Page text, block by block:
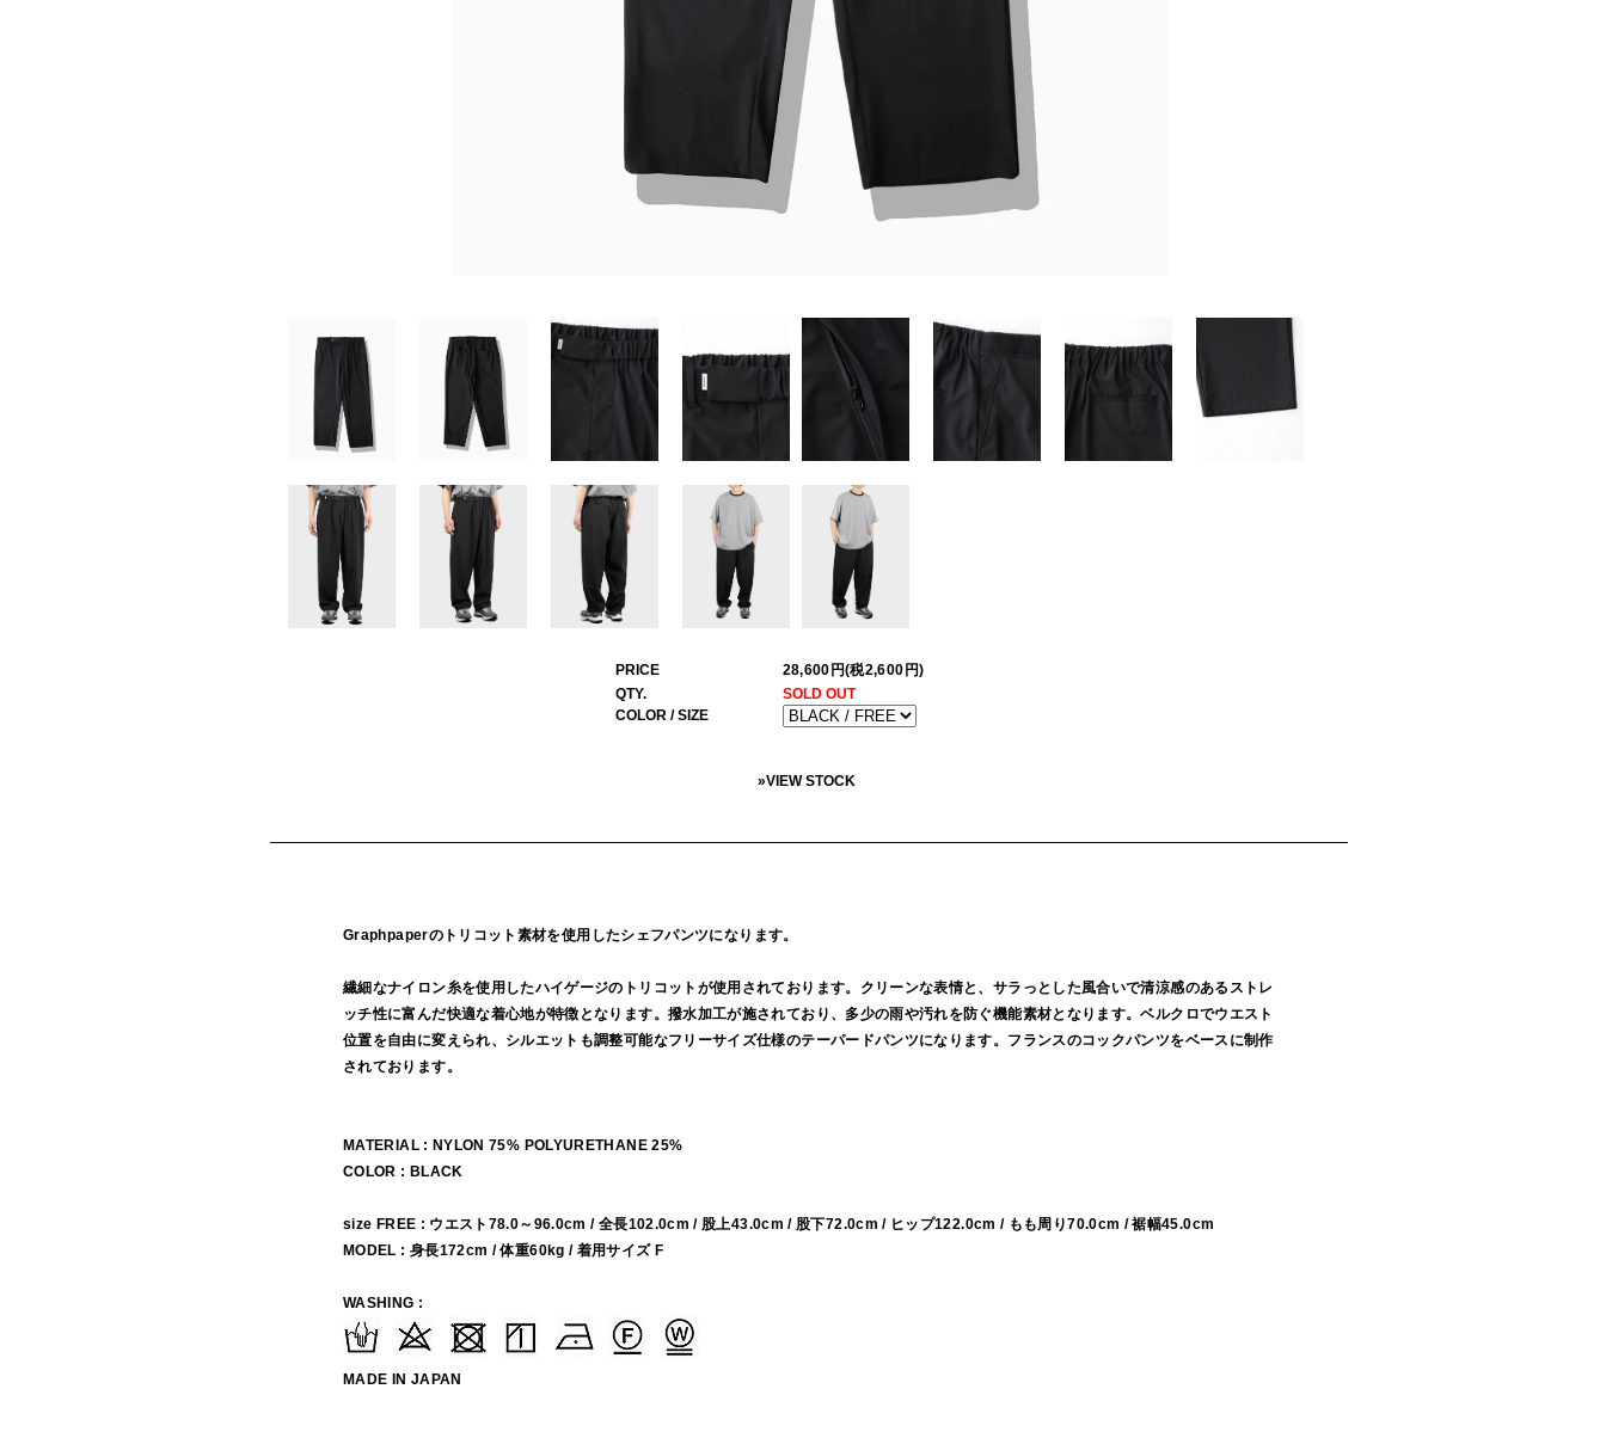
PRICE
28,600円(税2,600円)
QTY.
SOLD OUT
COLOR / SIZE
»VIEW STOCK
Graphpaperのトリコット素材を使用したシェフパンツになります。
繊細なナイロン糸を使用したハイゲージのトリコットが使用されております。クリーンな表情と、サラっとした風合いで清涼感のあるストレ
ッチ性に富んだ快適な着心地が特徴となります。撥水加工が施されており、多少の雨や汚れを防ぐ機能素材となります。ベルクロでウエスト
位置を自由に変えられ、シルエットも調整可能なフリーサイズ仕様のテーパードパンツになります。フランスのコックパンツをベースに制作
されております。
MATERIAL : NYLON 75% POLYURETHANE 25%
COLOR : BLACK
size FREE : ウエスト78.0～96.0cm / 全長102.0cm / 股上43.0cm / 股下72.0cm / ヒップ122.0cm / もも周り70.0cm / 裾幅45.0cm
MODEL : 身長172cm / 体重60kg / 着用サイズ F
WASHING :
MADE IN JAPAN